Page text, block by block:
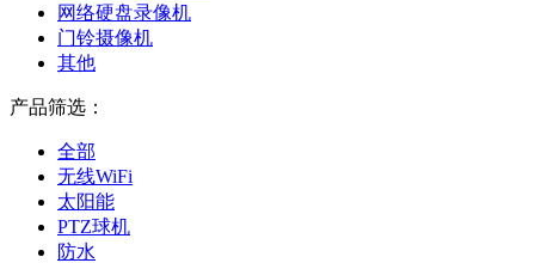
网络硬盘录像机
门铃摄像机
其他
产品筛选：
全部
无线WiFi
太阳能
PTZ球机
防水